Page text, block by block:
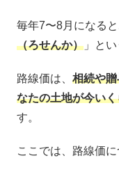
毎年7〜8月になる
（ろせんか）」とい
路線価は、 相続や贈
なたの土地が今い
す。
ここでは、路線価